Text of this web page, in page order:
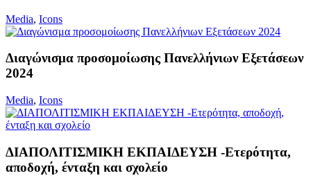
Media, Icons
Διαγώνισμα προσομοίωσης Πανελλήνιων Εξετάσεων
2024
Media, Icons
ΔΙΑΠΟΛΙΤΙΣΜΙΚΗ ΕΚΠΑΙΔΕΥΣΗ -Ετερότητα,
αποδοχή, ένταξη και σχολείο